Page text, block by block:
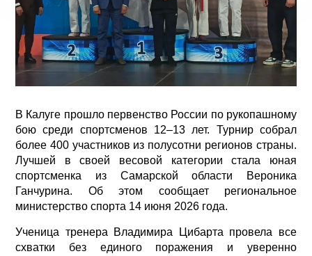
В Калуге прошло первенство России по рукопашному
бою среди спортсменов 12–13 лет. Турнир собрал
более 400 участников из полусотни регионов страны.
Лучшей в своей весовой категории стала юная
спортсменка из Самарской области Вероника
Ганчурина. Об этом сообщает региональное
министерство спорта 14 июня 2026 года.
Ученица тренера Владимира Цибарта провела все
схватки без единого поражения и уверенно